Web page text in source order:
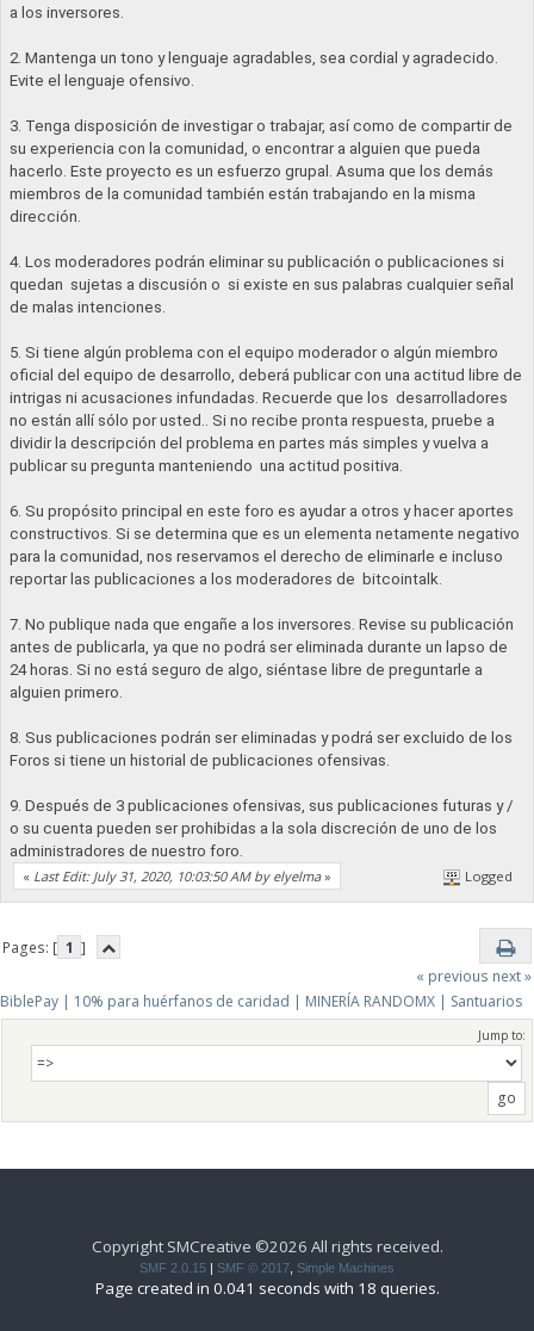
a los inversores.
2. Mantenga un tono y lenguaje agradables, sea cordial y agradecido.
Evite el lenguaje ofensivo.
3. Tenga disposición de investigar o trabajar, así como de compartir de
su experiencia con la comunidad, o encontrar a alguien que pueda
hacerlo. Este proyecto es un esfuerzo grupal. Asuma que los demás
miembros de la comunidad también están trabajando en la misma
dirección.
4. Los moderadores podrán eliminar su publicación o publicaciones si
quedan sujetas a discusión o si existe en sus palabras cualquier señal
de malas intenciones.
5. Si tiene algún problema con el equipo moderador o algún miembro
oficial del equipo de desarrollo, deberá publicar con una actitud libre de
intrigas ni acusaciones infundadas. Recuerde que los desarrolladores
no están allí sólo por usted.. Si no recibe pronta respuesta, pruebe a
dividir la descripción del problema en partes más simples y vuelva a
publicar su pregunta manteniendo una actitud positiva.
6. Su propósito principal en este foro es ayudar a otros y hacer aportes
constructivos. Si se determina que es un elementa netamente negativo
para la comunidad, nos reservamos el derecho de eliminarle e incluso
reportar las publicaciones a los moderadores de bitcointalk.
7. No publique nada que engañe a los inversores. Revise su publicación
antes de publicarla, ya que no podrá ser eliminada durante un lapso de
24 horas. Si no está seguro de algo, siéntase libre de preguntarle a
alguien primero.
8. Sus publicaciones podrán ser eliminadas y podrá ser excluido de los
Foros si tiene un historial de publicaciones ofensivas.
9. Después de 3 publicaciones ofensivas, sus publicaciones futuras y /
o su cuenta pueden ser prohibidas a la sola discreción de uno de los
administradores de nuestro foro.
« Last Edit: July 31, 2020, 10:03:50 AM by elyelma» Logged
Pages: [ 1 ]
« previous next »
BiblePay | 10% para huérfanos de caridad | MINERÍA RANDOMX | Santuarios
Jump to:
Copyright SMCreative ©2026 All rights received.
SMF 2.0.15 | SMF © 2017 Simple Machines
Page created in 0.041 seconds with 18 queries.